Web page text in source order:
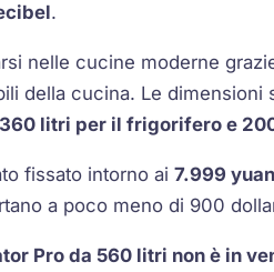
.
nelle cucine moderne
della cucina. Le dimensioni
360 litri per il frigorifero e
fissato intorno ai7.999
a poco meno di 900
Pro da 560 litri non è in